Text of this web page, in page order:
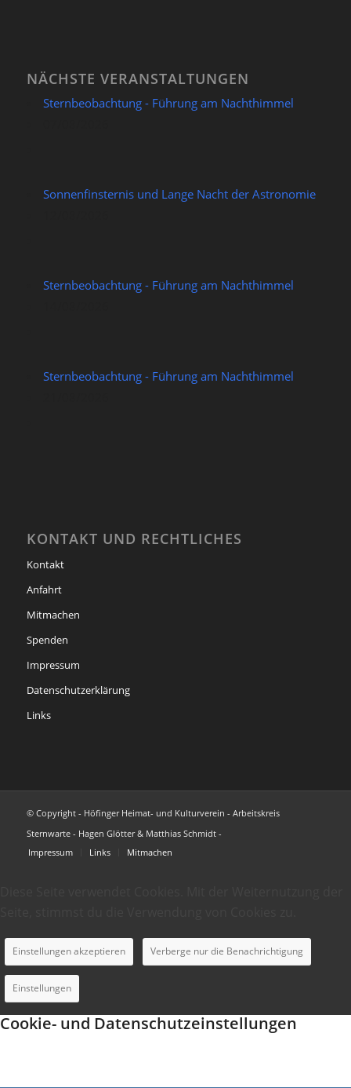
NÄCHSTE VERANSTALTUNGEN
Sternbeobachtung - Führung am Nachthimmel
Sonnenfinsternis und Lange Nacht der Astronomie
Sternbeobachtung - Führung am Nachthimmel
Sternbeobachtung - Führung am Nachthimmel
KONTAKT UND RECHTLICHES
Kontakt
Anfahrt
Mitmachen
Spenden
Impressum
Datenschutzerklärung
Links
© Copyright - Höfinger Heimat- und Kulturverein - Arbeitskreis
Sternwarte - Hagen Glötter & Matthias Schmidt -
Impressum
Links Mitmachen
Einstellungen akzeptieren Verberge nur die Benachrichtigung
Einstellungen
Cookie- und Datenschutzeinstellungen